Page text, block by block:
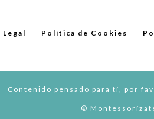
Legal Política de Cookies
Contenido pensado para tí, por
©